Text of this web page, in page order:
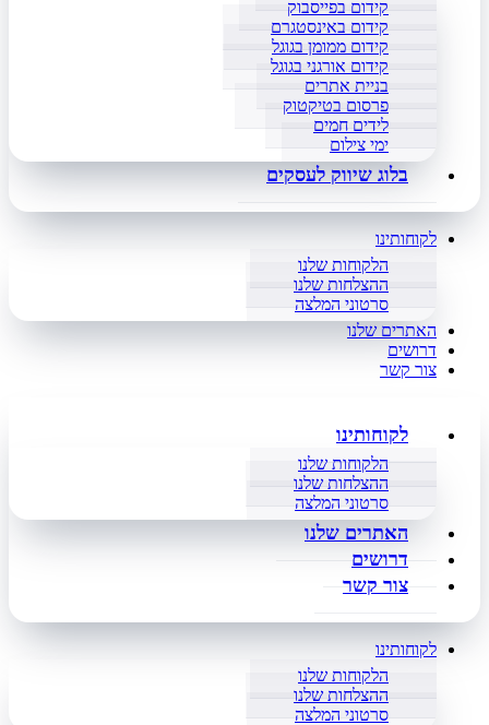
קידום בפייסבוק
קידום באינסטגרם
קידום ממומן בגוגל
קידום אורגני בגוגל
בניית אתרים
פרסום בטיקטוק
לידים חמים
ימי צילום
בלוג שיווק לעסקים
לקוחותינו
הלקוחות שלנו
ההצלחות שלנו
סרטוני המלצה
האתרים שלנו
דרושים
צור קשר
לקוחותינו
הלקוחות שלנו
ההצלחות שלנו
סרטוני המלצה
האתרים שלנו
דרושים
צור קשר
לקוחותינו
הלקוחות שלנו
ההצלחות שלנו
סרטוני המלצה